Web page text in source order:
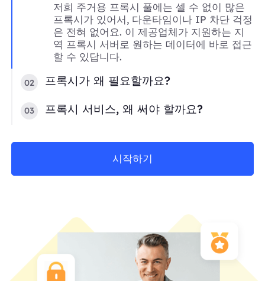
저희 주거용 프록시 풀에는 셀 수 없이 많은
프록시가 있어서, 다운타임이나 IP 차단 걱정
은 전혀 없어요. 이 제공업체가 지원하는 지
역 프록시 서버로 원하는 데이터에 바로 접근
할 수 있답니다.
02 프록시가 왜 필요할까요?
03 프록시 서비스, 왜 써야 할까요?
시작하기